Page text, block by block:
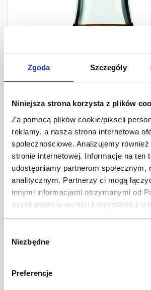
Zgoda Szczegóły
Niniejsza strona korzysta z plików
Za pomocą plików cookie/pikseli
reklamy, a nasza strona internetowa
społecznościowe. Analizujemy
stronie internetowej. Informacje na ten
udostępniamy partnerom społecznym,
analitycznym. Partnerzy ci mogą
innymi informacjami otrzymanymi od
uzyskanymi w wyniku korzystania z ich
przeglądania innych stron. Zezwalając
umożliwia ustawienie swoich
stronie. Administratorem danych
Batalionu Platerówek 3, 03-308
zgody
Niezbędne
Preferencje
Kikkoman® Sos
dyspenser